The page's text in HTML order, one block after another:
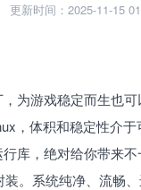
更新时间：2025-11-15
为游戏稳定而生也
，体积和稳定性介
库，绝对给你带来
。系统纯净、流畅、